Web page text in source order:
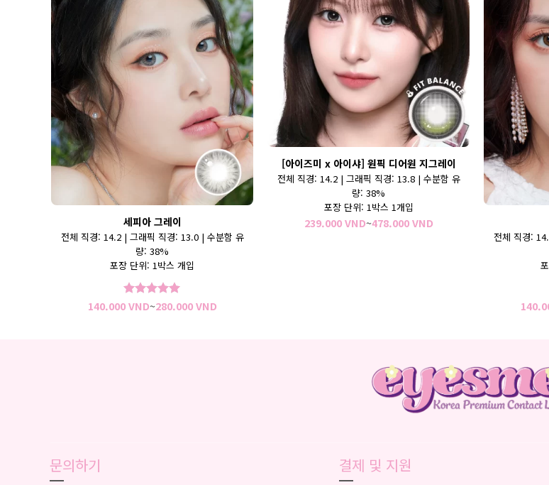
세피아 그레이
전체 직경: 14.2 | 그래픽 직경: 13.0 | 수분함 유
량: 38%
포장 단위: 1박스 개입
5 중에서 5
140.000VND~280.000VND가
[아이즈미 x 아이샤] 원픽 디어원 지그레이
전체 직경: 14.2 | 그래픽 직경: 13.8| 수분함 유
량: 38%
포장 단위: 1박스 1개입
239.000VND~478.000VND가
239.000 VND~478.000
전체 직경:
문의하기 결제 및 지원